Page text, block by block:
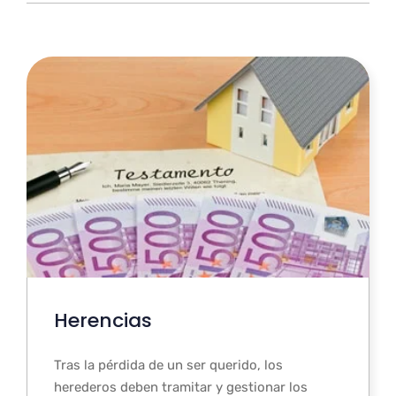
Herencias
Tras la pérdida de un ser querido, los
herederos deben tramitar y gestionar los